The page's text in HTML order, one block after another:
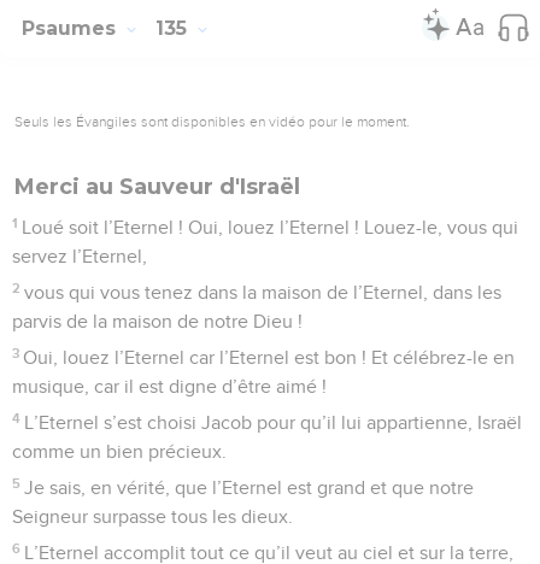
Psaumes 135
Seuls les Évangiles sont disponibles en vidéo pour le moment.
Merci au Sauveur d'Israël
1 Loué soit l’Eternel ! Oui, louez l’Eternel ! Louez-le, vous qui
servez l’Eternel,
2 vous qui vous tenez dans la maison de l’Eternel, dans les
parvis de la maison de notre Dieu !
3 Oui, louez l’Eternel car l’Eternel est bon ! Et célébrez-le en
musique, car il est digne d’être aimé !
4 L’Eternel s’est choisi Jacob pour qu’il lui appartienne, Israël
comme un bien précieux.
5 Je sais, en vérité, que l’Eternel est grand et que notre
Seigneur surpasse tous les dieux.
6 L’Eternel accomplit tout ce qu’il veut au ciel et sur la terre,